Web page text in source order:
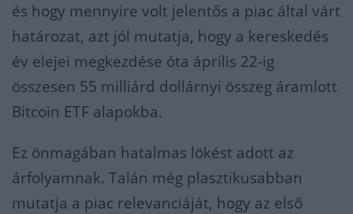
és hogy mennyire volt jelentős a piac által várt
határozat, azt jól mutatja, hogy a kereskedés
év elejei megkezdése óta április 22-ig
összesen 55 milliárd dollárnyi összeg áramlott
Bitcoin ETF alapokba.
Ez önmagában hatalmas lökést adott az
árfolyamnak. Talán még plasztikusabban
mutatja a piac relevanciáját, hogy az első